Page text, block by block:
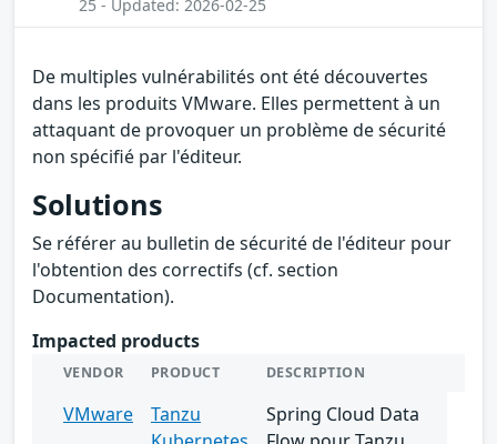
25 - Updated: 2026-02-25
De multiples vulnérabilités ont été découvertes
dans les produits VMware. Elles permettent à un
attaquant de provoquer un problème de sécurité
non spécifié par l'éditeur.
Solutions
Se référer au bulletin de sécurité de l'éditeur pour
l'obtention des correctifs (cf. section
Documentation).
Impacted products
VENDOR PRODUCT DESCRIPTION
VMware
Tanzu
Spring Cloud Data